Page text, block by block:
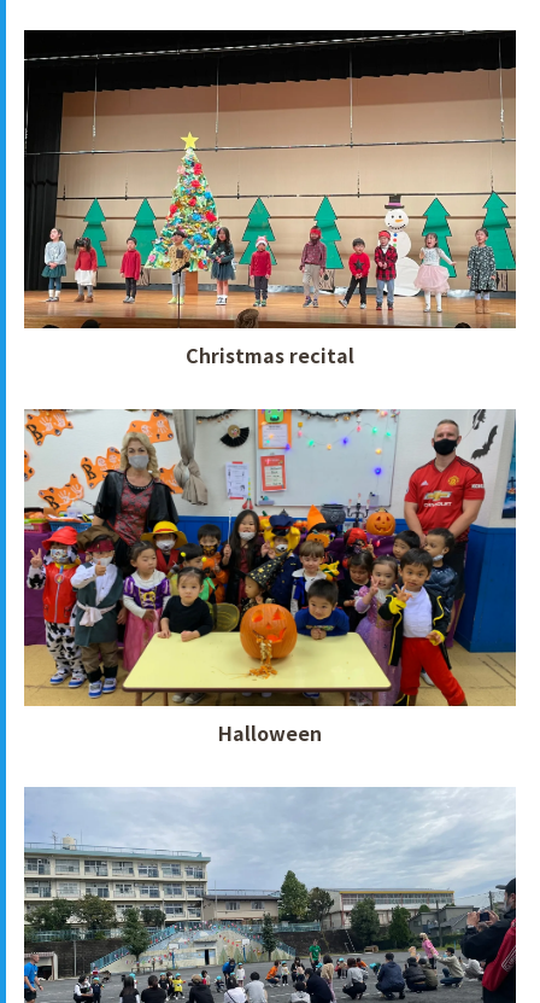
Christmas recital
Halloween